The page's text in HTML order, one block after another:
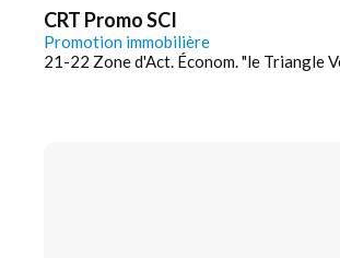
CRT Promo SCI
Promotion immobilière
21-22 Zone d'Act. Économ. "le Triangle